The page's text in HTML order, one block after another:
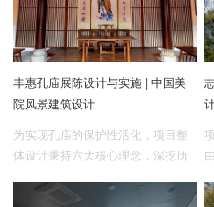
广告投放
联系我们
丰惠孔庙展陈设计与实施 | 中国美
院风景建筑设计
为实现孔庙的保护性活化，项⽬整
体设计秉持六⼤核⼼理念，深挖历
⼀个既符合历史原貌，⼜适应现代